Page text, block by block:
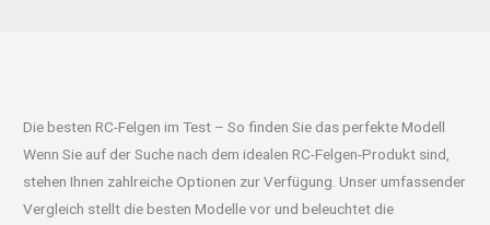
Die besten RC-Felgen im Test – So finden Sie das perfekte Modell
Wenn Sie auf der Suche nach dem idealen RC-Felgen-Produkt sind,
stehen Ihnen zahlreiche Optionen zur Verfügung. Unser umfassender
Vergleich stellt die besten Modelle vor und beleuchtet die